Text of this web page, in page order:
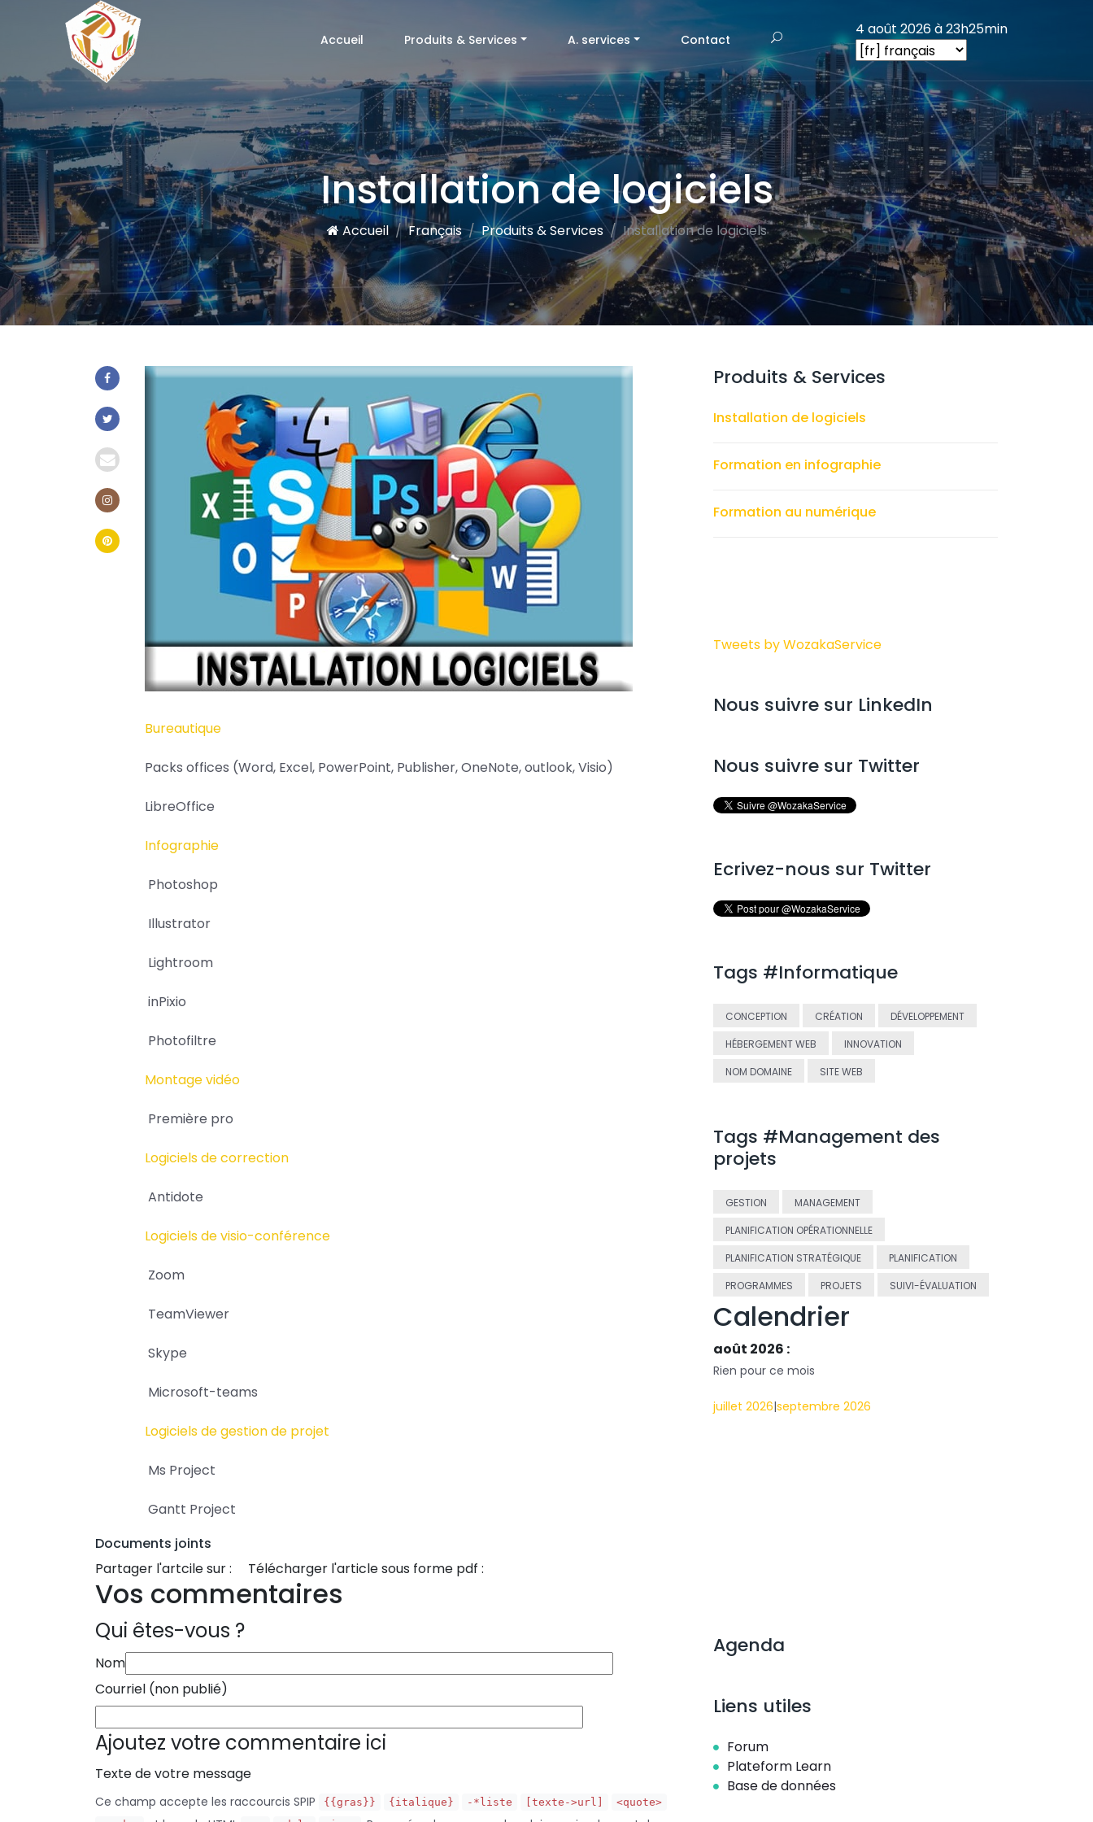
Accueil (current)Produits & Services A. services Contact
4 août 2026 à 23h25min
Installation de logiciels
Accueil Français Produits & Services Installation de logiciels
Bureautique
Packs offices (Word, Excel, PowerPoint, Publisher, OneNote, outlook, Visio)
LibreOffice
Infographie
Photoshop
Illustrator
Lightroom
inPixio
Photofiltre
Montage vidéo
Première pro
Logiciels de correction
Antidote
Logiciels de visio-conférence
Zoom
TeamViewer
Skype
Microsoft-teams
Logiciels de gestion de projet
Ms Project
Gantt Project
Documents joints
Partager l'artcile sur :
Télécharger l'article sous forme pdf :
Vos commentaires
Qui êtes-vous ?
Nom
Courriel (non publié)
Ajoutez votre commentaire ici
Texte de votre message
Ce champ accepte les raccourcis SPIP {{gras}} {italique} -*liste [texte->url]
<quote>
Produits & Services
Installation de logiciels
Formation en infographie
Formation au numérique
Tweets by WozakaService
Nous suivre sur LinkedIn
Nous suivre sur Twitter
Ecrivez-nous sur Twitter
Tags #Informatique
CONCEPTION CRÉATION
DÉVELOPPEMENT
HÉBERGEMENT WEB
INNOVATION
NOM DOMAINE
SITE WEB
Tags #Management des
projets
GESTION
MANAGEMENT
PLANIFICATION OPÉRATIONNELLE
PLANIFICATION STRATÉGIQUE
PLANIFICATION
PROGRAMMES
PROJETS SUIVI-ÉVALUATION
Calendrier
août 2026 :
Rien pour ce mois
juillet 2026|septembre 2026
Agenda
Liens utiles
Forum
Plateform Learn
Base de données